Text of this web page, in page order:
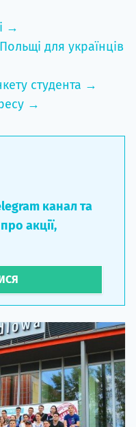
→
для українців
студента →
→
канал та
акції,